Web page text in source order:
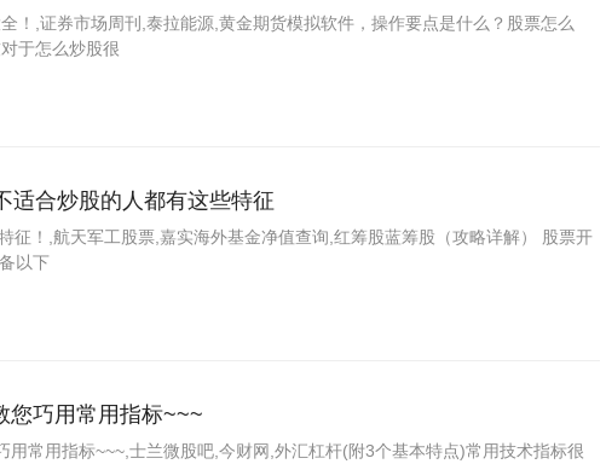
！,证券市场周刊,泰拉能源,黄金期货模拟软件，操作要点是什么？股票怎么
于怎么炒股很
适合炒股的人都有这些特征
征！,航天军工股票,嘉实海外基金净值查询,红筹股蓝筹股（攻略详解） 股票开
以下
您巧用常用指标~~~
常用指标~~~,士兰微股吧,今财网,外汇杠杆(附3个基本特点)常用技术指标很